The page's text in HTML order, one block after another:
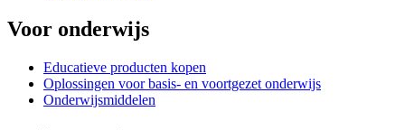
Voor onderwijs
Educatieve producten kopen
Oplossingen voor basis- en voortgezet onderwijs
Onderwijsmiddelen